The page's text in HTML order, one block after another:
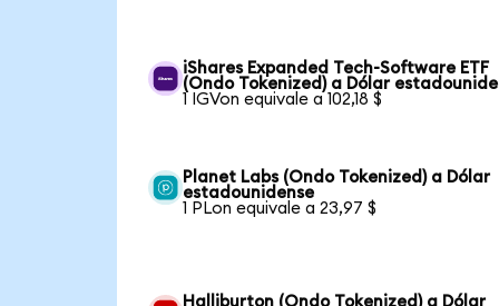
iShares Expanded Tech-Software ETF
(Ondo Tokenized) a Dólar
1 IGVon equivale a 102,18 $
Planet Labs (Ondo Tokenized) a Dólar
estadounidense
1 PLon equivale a 23,97 $
Halliburton (Ondo Tokenized) a Dólar